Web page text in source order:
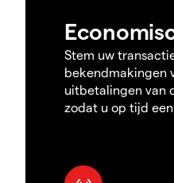
Stem uw
bekendmakingen
uitbetalingen van
zodat u op tijd